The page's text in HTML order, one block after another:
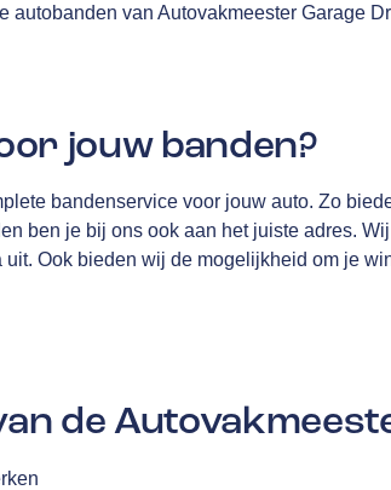
autobanden van Autovakmeester Garage
jouw banden?
bandenservice voor jouw auto. Zo
ben je bij ons ook aan het juiste adres.
Ook bieden wij de mogelijkheid om je
de